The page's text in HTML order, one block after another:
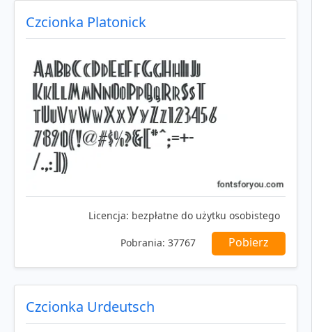
Czcionka Platonick
Licencja: bezpłatne do użytku osobistego
Pobrania: 37767 Pobierz
Czcionka Urdeutsch